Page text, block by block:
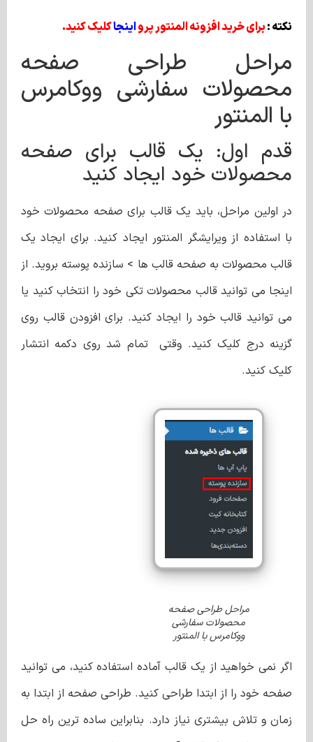
نکته :برای خرید افزونه المنتور پرواینجاکلیک کنید.
مراحل طراحی صفحه
محصولات سفارشی ووکامرس
با المنتور
قدم اول: یک قالب برای صفحه
محصولات خود ایجاد کنید
در اولین مراحل، باید یک قالب برای صفحه محصولات خود
با استفاده از ویرایشگر المنتور ایجاد کنید. برای ایجاد یک
قالب محصولات به صفحه قالب ها > سازنده پوسته بروید. از
اینجا می توانید قالب محصولات تکی خود را انتخاب کنید یا
می توانید قالب خود را ایجاد کنید. برای افزودن قالب روی
گزینه درج کلیک کنید. وقتی تمام شد روی دکمه انتشار
کلیک کنید.
مراحل طراحی صفحه
محصولات سفارشی
ووکامرس با المنتور
اگر نمی خواهید از یک قالب آماده استفاده کنید، می توانید
صفحه خود را از ابتدا طراحی کنید. طراحی صفحه از ابتدا به
زمان و تلاش بیشتری نیاز دارد. بنابراین ساده ترین راه حل